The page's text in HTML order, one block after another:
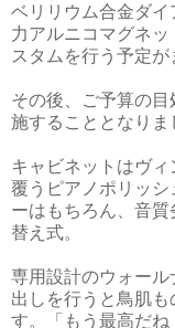
ベリリウム合金ダ
力アルニコマグネ
スタムを行う予定が
その後、ご予算の
施することとなりま
キャビネットはヴ
覆うピアノポリッシ
ーはもちろん、音
替え式。
専用設計のウォー
出しを行うと鳥肌
す。「もう最高だね